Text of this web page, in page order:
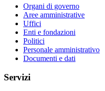
Organi di governo
Aree amministrative
Uffici
Enti e fondazioni
Politici
Personale amministrativo
Documenti e dati
Servizi